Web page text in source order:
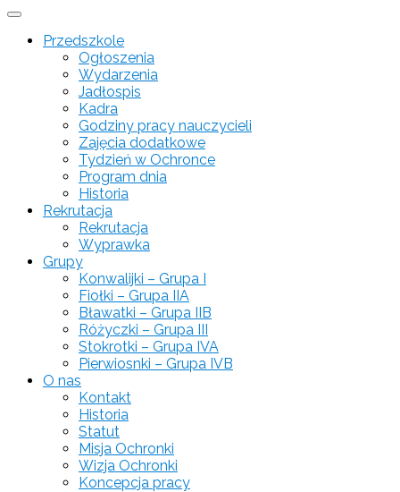
Przedszkole
Ogłoszenia
Wydarzenia
Jadłospis
Kadra
Godziny pracy nauczycieli
Zajęcia dodatkowe
Tydzień w Ochronce
Program dnia
Historia
Rekrutacja
Rekrutacja
Wyprawka
Grupy
Konwalijki – Grupa I
Fiołki – Grupa IIA
Bławatki – Grupa IIB
Różyczki – Grupa III
Stokrotki – Grupa IVA
Pierwiosnki – Grupa IVB
O nas
Kontakt
Historia
Statut
Misja Ochronki
Wizja Ochronki
Koncepcja pracy